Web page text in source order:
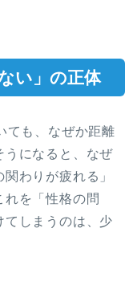
い」の正体
ても、なぜか距離
うになると、なぜ
わりが疲れる」
れを「性格の問
てしまうのは、少